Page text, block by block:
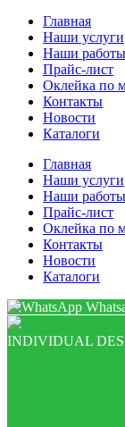
Главная
Наши услуги
Наши работы
Прайс-лист
Оклейка по
Контакты
Новости
Каталоги
Главная
Наши услуги
Наши работы
Прайс-лист
Оклейка по
Контакты
Новости
Каталоги
INDIVIDUAL